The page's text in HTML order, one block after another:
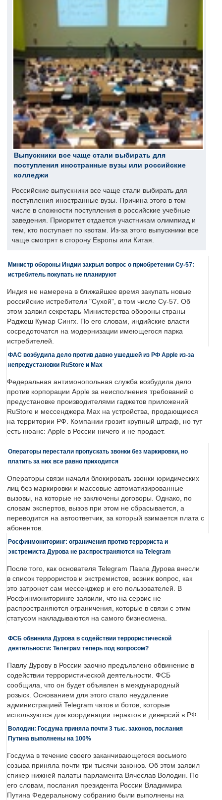
Выпускники все чаще стали выбирать для
поступления иностранные вузы или российские
колледжи
Российские выпускники все чаще стали выбирать для
поступления иностранные вузы. Причина этого в том
числе в сложности поступления в российские учебные
заведения. Приоритет отдается участникам олимпиад и
тем, кто поступает по квотам. Из-за этого выпускники все
чаще смотрят в сторону Европы или Китая.
Министр обороны Индии закрыл вопрос о приобретении Су-57:
истребитель покупать не планируют
Индия не намерена в ближайшее время закупать новые
российские истребители "Сухой", в том числе Су-57. Об
этом заявил секретарь Министерства обороны страны
Раджеш Кумар Сингх. По его словам, индийские власти
сосредоточатся на модернизации имеющегося парка
истребителей.
ФАС возбудила дело против давно ушедшей из РФ Apple из-за
непредустановки RuStore и Max
Федеральная антимонопольная служба возбудила дело
против корпорации Apple за неисполнения требований о
предустановке производителями гаджетов приложений
RuStore и мессенджера Max на устройства, продающиеся
на территории РФ. Компании грозит крупный штраф, но тут
есть нюанс: Apple в России ничего и не продает.
Операторы перестали пропускать звонки без маркировки, но
платить за них все равно приходится
Операторы связи начали блокировать звонки юридических
лиц без маркировки и массовые автоматизированные
вызовы, на которые не заключены договоры. Однако, по
словам экспертов, вызов при этом не сбрасывается, а
переводится на автоответчик, за который взимается плата с
абонентов.
Росфинмониторинг: ограничения против террориста и
экстремиста Дурова не распространяются на Telegram
После того, как основателя Telegram Павла Дурова внесли
в список террористов и экстремистов, возник вопрос, как
это затронет сам мессенджер и его пользователей. В
Росфинмониторинге заявили, что на сервис не
распространяются ограничения, которые в связи с этим
статусом накладываются на самого бизнесмена.
ФСБ обвинила Дурова в содействии террористической
деятельности: Телеграм теперь под вопросом?
Павлу Дурову в России заочно предъявлено обвинение в
содействии террористической деятельности. ФСБ
сообщила, что он будет объявлен в международный
розыск. Основанием для этого стало неудаление
администрацией Telegram чатов и ботов, которые
используются для координации терактов и диверсий в РФ.
Володин: Госдума приняла почти 3 тыс. законов, послания
Путина выполнены на 100%
Госдума в течение своего заканчивающегося восьмого
созыва приняла почти три тысячи законов. Об этом заявил
спикер нижней палаты парламента Вячеслав Володин. По
его словам, послания президента России Владимира
Путина Федеральному собранию были выполнены на